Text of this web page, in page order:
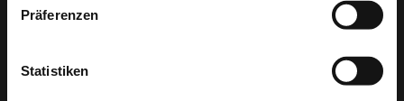
Präferenzen
Statistiken